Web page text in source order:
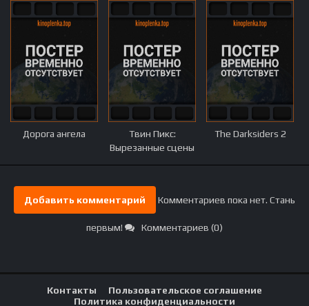
Дорога ангела
Твин Пикс:
Вырезанные сцены
The Darksiders 2
Добавить комментарий Комментариев пока нет. Стань
первым! Комментариев (0)
Контакты
Пользовательское соглашение
Политика конфиденциальности